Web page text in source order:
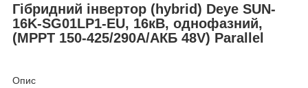
Гібридний інвертор (hybrid) Deye SUN-
16K-SG01LP1-EU, 16кВ, однофазний,
(MPPT 150-425/290A/АКБ 48V) Parallel
Опис